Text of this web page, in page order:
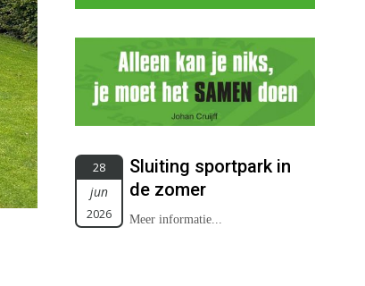
28
jun
2026
Sluiting sportpark in
de zomer
Meer informatie...